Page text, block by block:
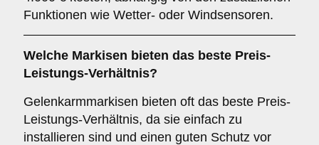
Funktionen wie Wetter- oder Windsensoren.
Welche Markisen bieten das beste Preis-
Leistungs-Verhältnis?
Gelenkarmmarkisen bieten oft das beste Preis-
Leistungs-Verhältnis, da sie einfach zu
installieren sind und einen guten Schutz vor